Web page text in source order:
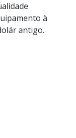
à
antigo.